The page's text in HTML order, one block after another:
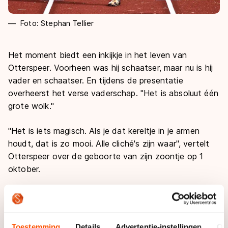
Foto: Stephan Tellier
Het moment biedt een inkijkje in het leven van
Otterspeer. Voorheen was hij schaatser, maar nu is hij
vader en schaatser. En tijdens de presentatie
overheerst het verse vaderschap. "Het is absoluut één
grote wolk."
"Het is iets magisch. Als je dat kereltje in je armen
houdt, dat is zo mooi. Alle cliché's zijn waar", vertelt
Otterspeer over de geboorte van zijn zoontje op 1
oktober.
De afgelopen maanden wist Otterspeer ondanks de
aanstaande geboorte zijn schema als topsporter goed